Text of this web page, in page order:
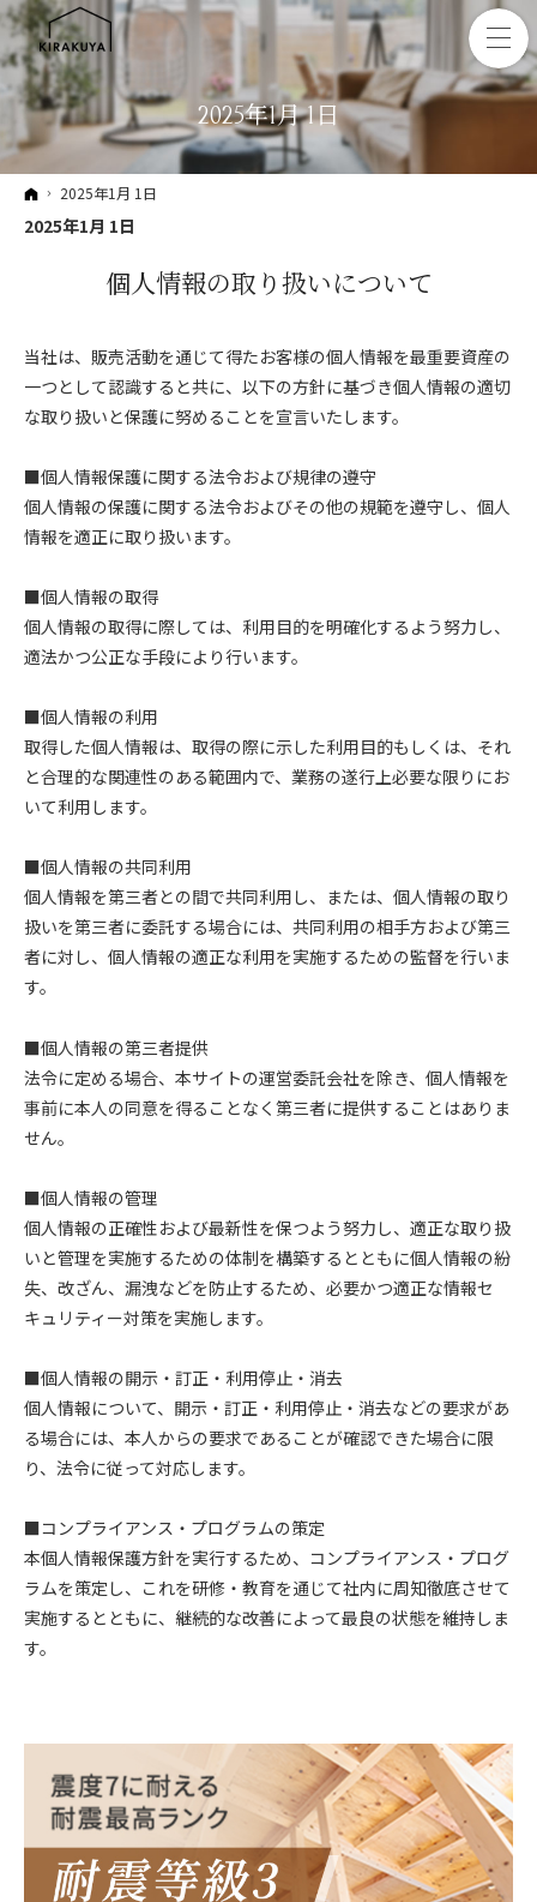
2025年1月 1日
ホーム
2025年1月 1日
2025年1月 1日
個人情報の取り扱いについて
当社は、販売活動を通じて得たお客様の個人情報を最重要資産の
一つとして認識すると共に、以下の方針に基づき個人情報の適切
な取り扱いと保護に努めることを宣言いたします。
■個人情報保護に関する法令および規律の遵守
個人情報の保護に関する法令およびその他の規範を遵守し、個人
情報を適正に取り扱います。
■個人情報の取得
個人情報の取得に際しては、利用目的を明確化するよう努力し、
適法かつ公正な手段により行います。
■個人情報の利用
取得した個人情報は、取得の際に示した利用目的もしくは、それ
と合理的な関連性のある範囲内で、業務の遂行上必要な限りにお
いて利用します。
■個人情報の共同利用
個人情報を第三者との間で共同利用し、または、個人情報の取り
扱いを第三者に委託する場合には、共同利用の相手方および第三
者に対し、個人情報の適正な利用を実施するための監督を行いま
す。
■個人情報の第三者提供
法令に定める場合、本サイトの運営委託会社を除き、個人情報を
事前に本人の同意を得ることなく第三者に提供することはありま
せん。
■個人情報の管理
個人情報の正確性および最新性を保つよう努力し、適正な取り扱
いと管理を実施するための体制を構築するとともに個人情報の紛
失、改ざん、漏洩などを防止するため、必要かつ適正な情報セ
キュリティー対策を実施します。
■個人情報の開示・訂正・利用停止・消去
個人情報について、開示・訂正・利用停止・消去などの要求があ
る場合には、本人からの要求であることが確認できた場合に限
り、法令に従って対応します。
■コンプライアンス・プログラムの策定
本個人情報保護方針を実行するため、コンプライアンス・プログ
ラムを策定し、これを研修・教育を通じて社内に周知徹底させて
実施するとともに、継続的な改善によって最良の状態を維持しま
す。